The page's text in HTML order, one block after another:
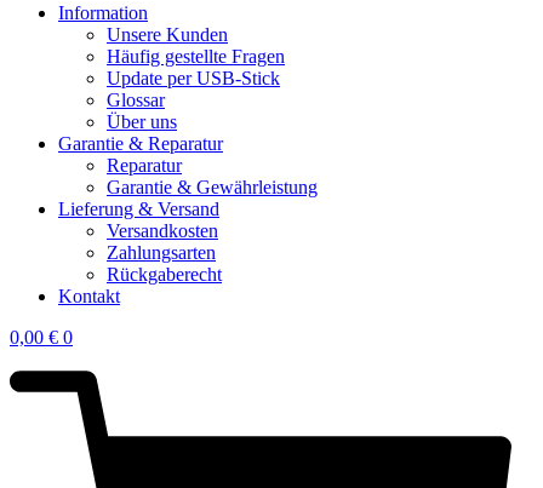
Information
Unsere Kunden
Häufig gestellte Fragen
Update per USB-Stick
Glossar
Über uns
Garantie & Reparatur
Reparatur
Garantie & Gewährleistung
Lieferung & Versand
Versandkosten
Zahlungsarten
Rückgaberecht
Kontakt
0,00 € 0